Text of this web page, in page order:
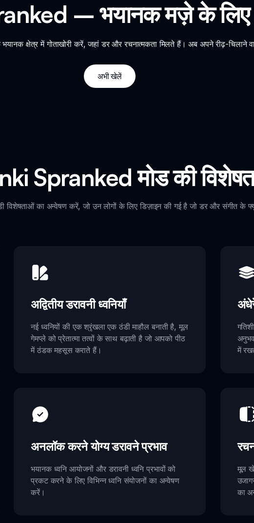
– भयानक मज़े के लिए
क्षेत्र में गोताखोरी करें, जहां डर और रचनात्मकता मिलते हैं। अब अपने रीढ़-चिलाने
अभी खेलें
Spranked मोड की
का अन्वेषण करें, जो उन लोगों के लिए डिज़ाइन की गई है जो डर और संगीत के
अद्वितीय डरावनी ध्वनियाँ
नई ध्वनियों की एक श्रृंखला एक ठंडी माहौल बनाती है, मूल
गेमप्ले को प्रेतात्मा तत्वों के साथ बढ़ाती है जो आपको पीठ
में ठंडक महसूस कराते हैं।
में
अनलॉक करने योग्य डरावने प्रभाव
भयानक ध्वनि आयोजनों और डरावनी ध्वनि प्रभावों को
प्रकट करने के लिए विभिन्न ध्वनि संयोजनों का अन्वेषण
करें।
मूल
का